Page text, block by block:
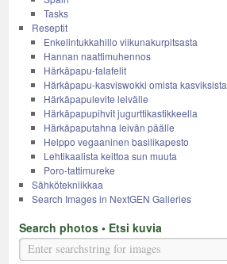
Tasks
Reseptit
Enkelintukkahillo viikunakurpitsasta
Hannan naattimuhennos
Härkäpapu-falafelit
Härkäpapu-kasviswokki omista kasviksista
Härkäpapulevite leivälle
Härkäpapupihvit jugurttikastikkeella
Härkäpaputahna leivän päälle
Helppo vegaaninen basilikapesto
Lehtikaalista keittoa sun muuta
Poro-tattimureke
Sähkötekniikkaa
Search Images in NextGEN Galleries
Search photos • Etsi kuvia